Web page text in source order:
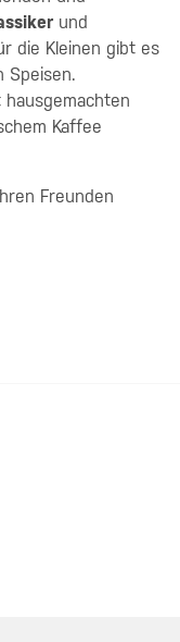
und
die Kleinen gibt es
Speisen.
Kaffee
Freunden